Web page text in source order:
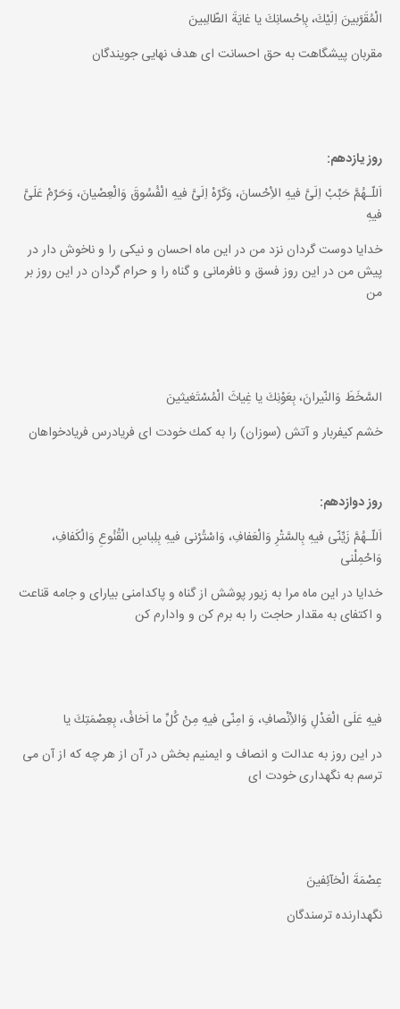
الْمُقَرَّبينَ اِلَيْكَ، بِاِحْسانِكَ يا غايَةَ الطّالِبينَ
مقربان پيشگاهت به حق احسانت اى هدف نهايى جويندگان
روز يازدهم:
اَللّـهُمَّ حَبِّبْ اِلَىَّ فيهِ الاِْحْسانَ، وَكَرِّهْ اِلَىَّ فيهِ الْفُسُوقَ وَالْعِصْيانَ، وَحَرِّمْ عَلَىَّ
فيهِ
خدايا دوست گردان نزد من در اين ماه احسان و نيكى را و ناخوش دار در
پيش من در اين روز فسق و نافرمانى و گناه را و حرام گردان در اين روز بر
من
السَّخَطَ وَالنّيرانَ، بِعَوْنِكَ يا غِياثَ الْمُسْتَغيثينَ
خشم كيفربار و آتش (سوزان) را به كمك خودت اى فريادرس فريادخواهان
روز دوازدهم:
اَللّـهُمَّ زَيِّنّى فيهِ بِالسَّتْرِ وَالْعَفافِ، وَاسْتُرْنى فيهِ بِلِباسِ الْقُنُوعِ وَالْكَفافِ،
وَاحْمِلْنى
خدايا در اين ماه مرا به زيور پوشش از گناه و پاكدامنى بياراى و جامه قناعت
و اكتفاى به مقدار حاجت را به برم كن و وادارم كن
فيهِ عَلَى الْعَدْلِ وَالاِْنْصافِ، وَ امِنّى فيهِ مِنْ كُلِّ ما اَخافُ، بِعِصْمَتِكَ يا
در اين روز به عدالت و انصاف و ايمنيم بخش در آن از هر چه كه از آن مى
ترسم به نگهدارى خودت اى
عِصْمَةَ الْخآئِفينَ
نگهدارنده ترسندگان